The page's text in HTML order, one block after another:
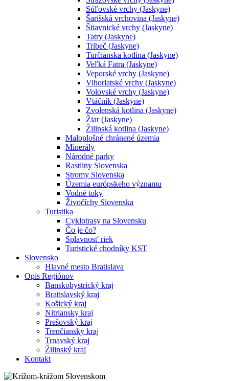
Súľovské vrchy (Jaskyne)
Šarišská vrchovina (Jaskyne)
Štiavnické vrchy (Jaskyne)
Tatry (Jaskyne)
Tribeč (Jaskyne)
Turčianska kotlina (Jaskyne)
Veľká Fatra (Jaskyne)
Veporské vrchy (Jaskyne)
Vihorlatské vrchy (Jaskyne)
Volovské vrchy (Jaskyne)
Vtáčnik (Jaskyne)
Zvolenská kotlina (Jaskyne)
Žiar (Jaskyne)
Žilinská kotlina (Jaskyne)
Maloplošné chránené územia
Minerály
Národné parky
Rastliny Slovenska
Stromy Slovenska
Územia európskeho významu
Vodné toky
Živočíchy Slovenska
Turistika
Cyklotrasy na Slovensku
Čo je čo?
Splavnosť riek
Turistické chodníky KST
Slovensko
Hlavné mesto Bratislava
Opis Regiónov
Banskobystrický kraj
Bratislavský kraj
Košický kraj
Nitriansky kraj
Prešovský kraj
Trenčiansky kraj
Trnavský kraj
Žilinský kraj
Kontakt